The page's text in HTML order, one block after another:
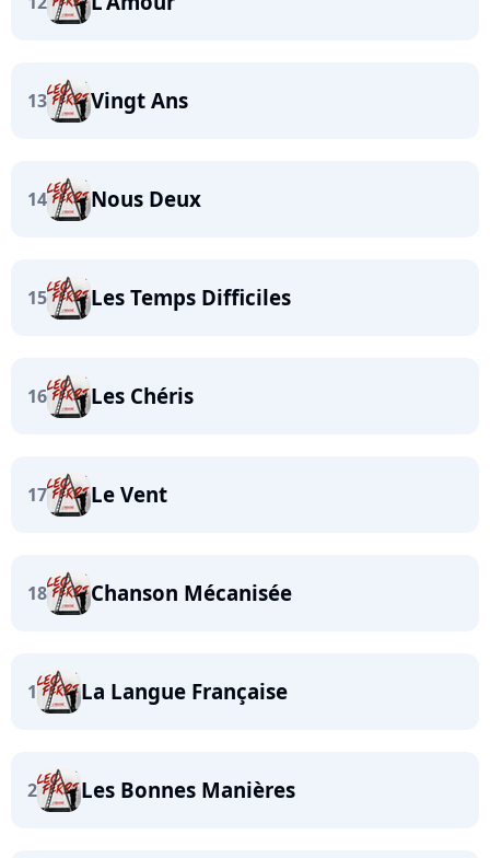
13 Vingt Ans
14 Nous Deux
15 Les Temps Difficiles
16 Les Chéris
17 Le Vent
18 Chanson Mécanisée
1 La Langue Française
2 Les Bonnes Manières